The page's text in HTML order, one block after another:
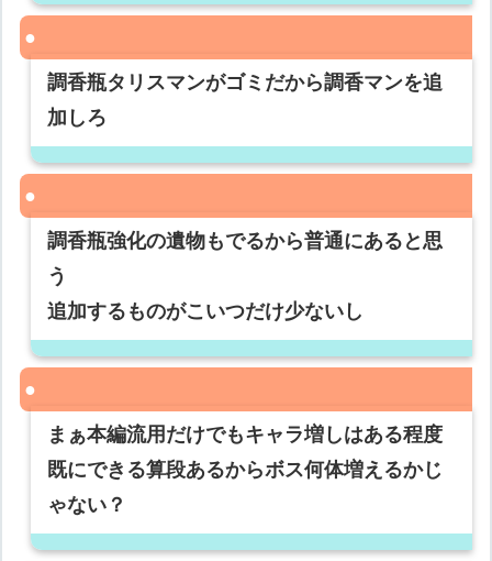
調香瓶タリスマンがゴミだから調香マンを追
加しろ
調香瓶強化の遺物もでるから普通にあると思
う
追加するものがこいつだけ少ないし
まぁ本編流用だけでもキャラ増しはある程度
既にできる算段あるからボス何体増えるかじ
ゃない？